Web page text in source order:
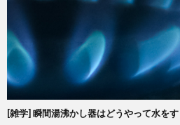
[雑学] 瞬間湯沸かし器はどうやって水を